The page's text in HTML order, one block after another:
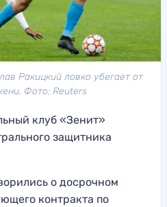
Ракицкий ловко убегает от
Фото: Reuters
клуб «Зенит»
защитника
о досрочном
контракта по